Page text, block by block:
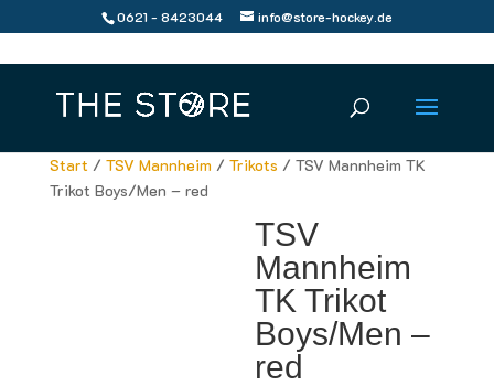
0621 - 8423044 info@store-hockey.de
Start / TSV Mannheim / Trikots / TSV Mannheim TK
Trikot Boys/Men – red
TSV
Mannheim
TK Trikot
Boys/Men –
red